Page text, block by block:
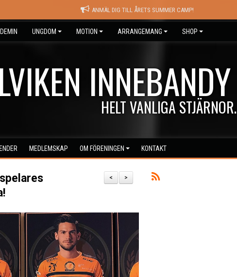
ANMÄL DIG TILL ÅRETS SUMMER CAMP!
UNGDOM MOTION ARRANGEMANG SHOP
INNEBANDY
HELT VANLIGA STJÄRNOR.
MEDLEMSKAP OM FÖRENINGEN KONTAKT
>
<